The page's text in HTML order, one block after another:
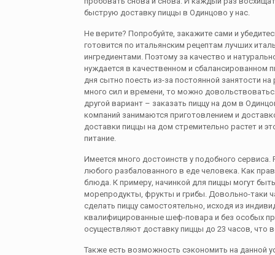
быструю доставку пиццы в Одинцово у нас.
Не верите? Попробуйте, закажите сами и
готовится по итaльянским рецептам лучших
ингредиентами. Поэтому за качество и
нуждается в качественном и сбалансированном
дня сытно поесть из-за постоянной занятости
много сил и времени, то можно
другой вариант – заказать пиццу на дом в
компаний занимаются приготовлением и
доставки пиццы на дом стремительно растет и
питание.
Имеется много достоинств у подобного
любого разбалованного в еде человека. Как
блюда. К примеру, начинкой для пиццы могут
морепродукты, фрукты и грибы. Довольно-таки
сделать пиццу самостоятельно, исходя из
квалифицированные шеф-повара и без особых
осуществляют доставку пиццы до 23 часов, что
Также есть возможность сэкономить на данной